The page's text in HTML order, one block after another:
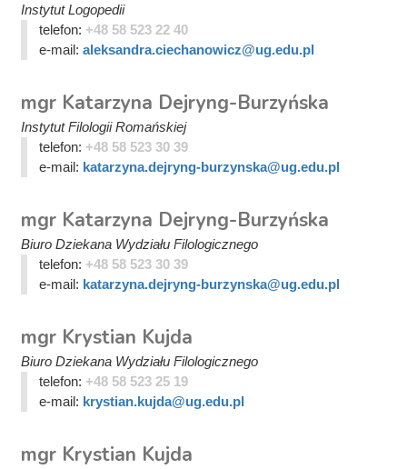
Instytut Logopedii
telefon: +48 58 523 22 40
e-mail: aleksandra.ciechanowicz@ug.edu.pl
mgr Katarzyna Dejryng-Burzyńska
Instytut Filologii Romańskiej
telefon: +48 58 523 30 39
e-mail: katarzyna.dejryng-burzynska@ug.edu.pl
mgr Katarzyna Dejryng-Burzyńska
Biuro Dziekana Wydziału Filologicznego
telefon: +48 58 523 30 39
e-mail: katarzyna.dejryng-burzynska@ug.edu.pl
mgr Krystian Kujda
Biuro Dziekana Wydziału Filologicznego
telefon: +48 58 523 25 19
e-mail: krystian.kujda@ug.edu.pl
mgr Krystian Kujda